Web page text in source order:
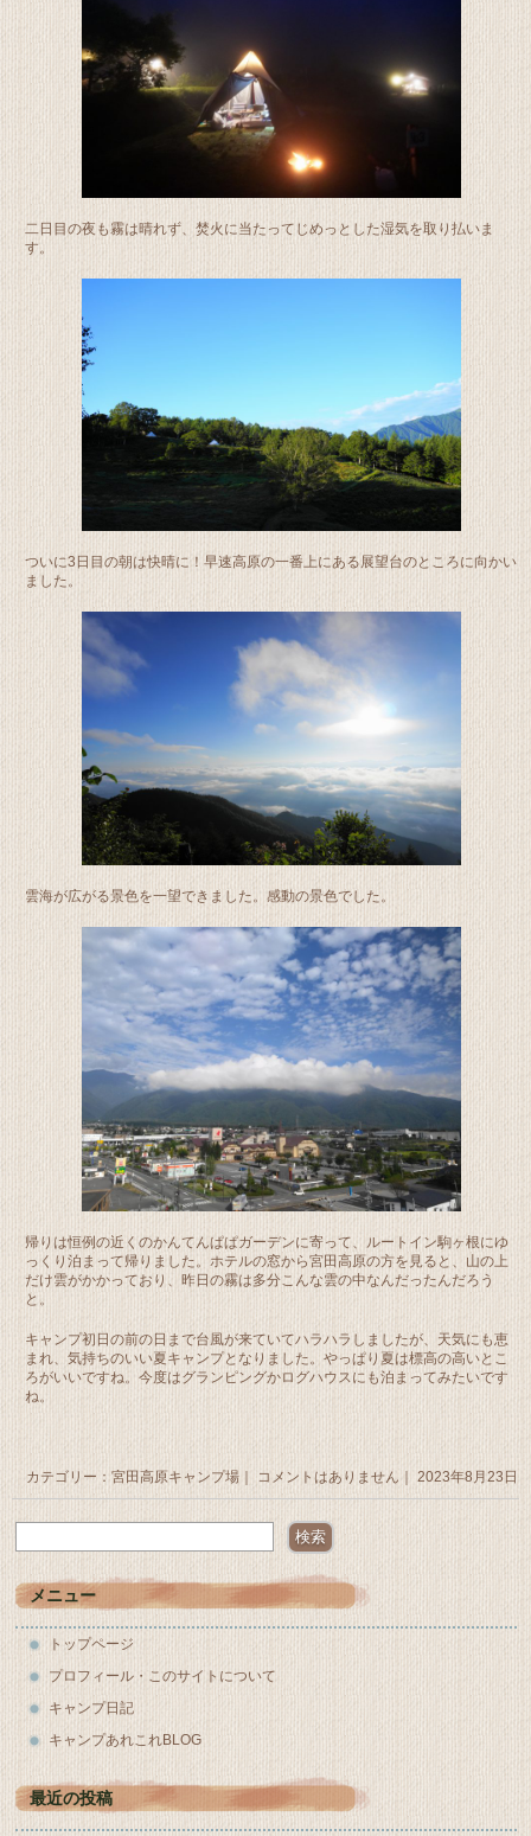
二日目の夜も霧は晴れず、焚火に当たってじめっとした湿気を取り払いま
す。
ついに3日目の朝は快晴に！早速高原の一番上にある展望台のところに向かい
ました。
雲海が広がる景色を一望できました。感動の景色でした。
帰りは恒例の近くのかんてんぱぱガーデンに寄って、ルートイン駒ヶ根にゆ
っくり泊まって帰りました。ホテルの窓から宮田高原の方を見ると、山の上
だけ雲がかかっており、昨日の霧は多分こんな雲の中なんだったんだろう
と。
キャンプ初日の前の日まで台風が来ていてハラハラしましたが、天気にも恵
まれ、気持ちのいい夏キャンプとなりました。やっぱり夏は標高の高いとこ
ろがいいですね。今度はグランピングかログハウスにも泊まってみたいです
ね。
カテゴリー： 宮田高原キャンプ場｜ コメントはありません ｜ 2023年8月23日
メニュー
トップページ
プロフィール・このサイトについて
キャンプ日記
キャンプあれこれBLOG
最近の投稿